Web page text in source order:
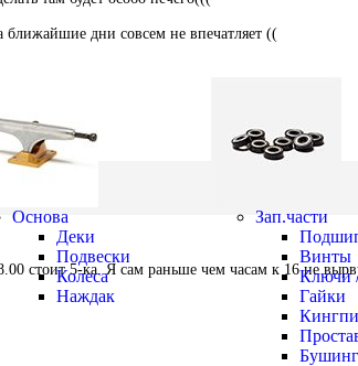
Основа
Деки
Подвески
Колеса
Наждак
Зап.части
Винты
Ключи
Гайки
ближайшие дни совсем не впечатляет ((
стоит 5-ка. Я сам раньше чем часам к 16 не